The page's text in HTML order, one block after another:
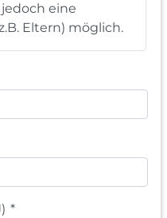
jedoch eine
Eltern) möglich.
*